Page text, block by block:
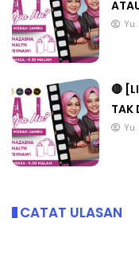
🔴
TAK
CATAT ULASAN